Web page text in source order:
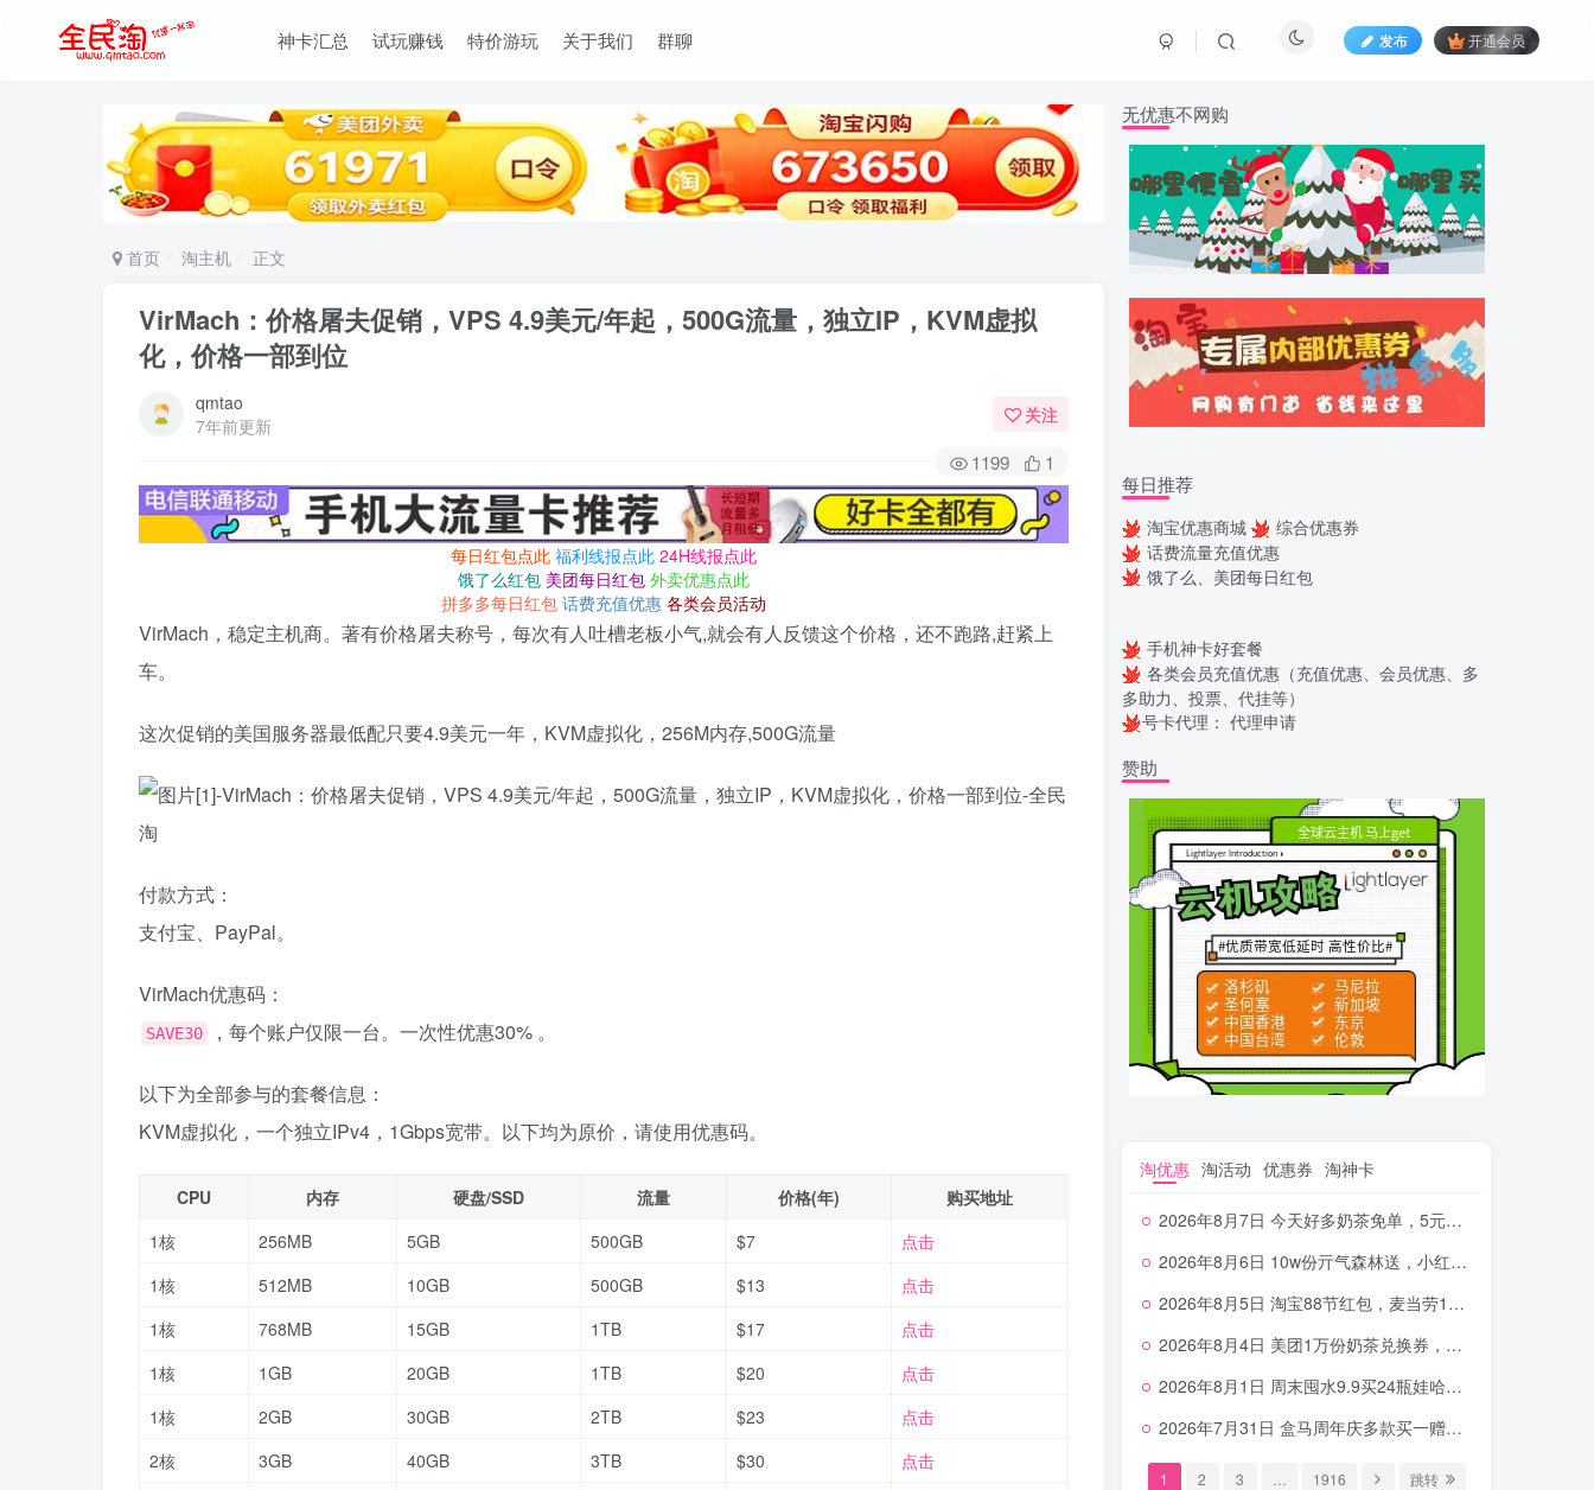
神卡汇总 试玩赚钱 特价游玩 关于我们 群聊 发布 开通会员
首页 淘主机 正文
VirMach：价格屠夫促销，VPS 4.9美元/年起，500G流量，独立IP，KVM虚拟
化，价格一部到位
qmtao
7年前更新
关注
1199 1
每日红包点此 福利线报点此 24H线报点此
饿了么红包 美团每日红包 外卖优惠点此
拼多多每日红包 话费充值优惠 各类会员活动
VirMach，稳定主机商。著有价格屠夫称号，每次有人吐槽老板小气,就会有人反馈这个价格，还不跑路,赶紧上
车。
这次促销的美国服务器最低配只要4.9美元一年，KVM虚拟化，256M内存,500G流量
付款方式：
支付宝、PayPal。
VirMach优惠码：
SAVE30 ，每个账户仅限一台。一次性优惠30% 。
以下为全部参与的套餐信息：
KVM虚拟化，一个独立IPv4，1Gbps宽带。以下均为原价，请使用优惠码。
CPU 内存 硬盘/SSD 流量 价格(年)
购买地址
1核
256MB 5GB 500GB $7
点击
1核
512MB 10GB 500GB $13
点击
1核
768MB 15GB 1TB $17
点击
1核
1GB 20GB 1TB $20
点击
1核
2GB 30GB 2TB $23
点击
2核
3GB 40GB 3TB $30
点击
无优惠不网购
每日推荐
淘宝优惠商城
综合优惠券
话费流量充值优惠
饿了么、美团每日红包
手机神卡好套餐
各类会员充值优惠（充值优惠、会员优惠、多
多助力、投票、代挂等）
号卡代理： 代理申请
赞助
淘优惠 淘活动 优惠券 淘神卡
2026年8月7日 今天好多奶茶免单，5元农行省钱卡，京东抢0.01沪上，邮储5.88元等
2026年8月6日 10w份亓气森林送，小红书12元无门槛，中行电费30-10，0元柠檬水+0撸汉堡等
2026年8月5日 淘宝88节红包，麦当劳150万份柠檬水，三万份瑞幸免单，霸王9万份0.01券等
2026年8月4日 美团1万份奶茶兑换券，农行5E卡，中行支付超给利，美团领18个冰激凌，小米每天领2-6元等等
2026年8月1日 周末囤水9.9买24瓶娃哈哈，建行100元京东券，移动5元话费，麦当劳甜筒，交行立减金等
2026年7月31日 盒马周年庆多款买一赠一，饿了么拆红包，建行30立减金，农行领10元刷卡金等
1 2 3 1916 跳转